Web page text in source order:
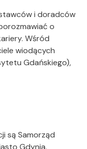
i doradców
o
Wśród
wiodących
Gdańskiego),
są Samorząd
Gdynia.